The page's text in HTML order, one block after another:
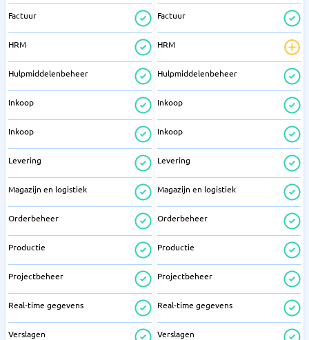
Factuur
HRM
Hulpmiddelenbeheer
Inkoop
Inkoop
Levering
Magazijn en logistiek
Orderbeheer
Productie
Projectbeheer
Real-time gegevens
Verslagen
Factuur
HRM
Hulpmiddelenbeheer
Inkoop
Inkoop
Levering
Magazijn en logistiek
Orderbeheer
Productie
Projectbeheer
Real-time gegevens
Verslagen